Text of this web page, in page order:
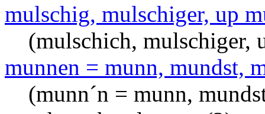
mulschig, mulschiger, up
(mulschich, mulschiger,
munnen = munn, mundst,
(munn´n = munn,